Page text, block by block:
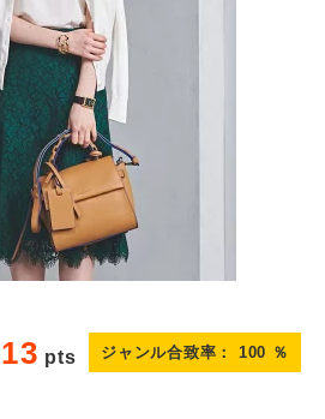
pts ジャンル合致率： 100 ％